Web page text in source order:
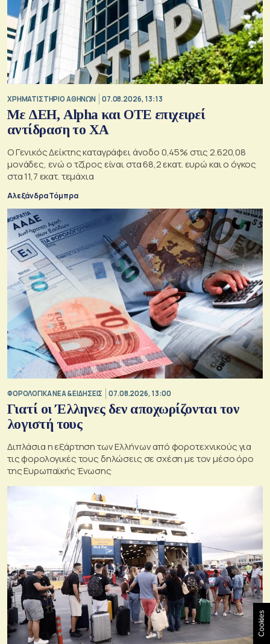
XΡΗΜΑΤΙΣΤΗΡΙΟ ΑΘΗΝΩΝ 07.08.2026, 13:13
Με ΔΕΗ, Alpha και ΟΤΕ επιχειρεί
αντίδραση το ΧΑ
Ο Γενικός Δείκτης καταγράφει άνοδο 0,45% στις 2.620,08
μονάδες, ενώ ο τζίρος είναι στα 68,2 εκατ. ευρώ και ο όγκος
στα 11,7 εκατ. τεμάχια
Αλεξάνδρα Τόμπρα
ΦΟΡΟΛΟΓΙΚΑ ΝΕΑ & EΙΔΗΣΕΙΣ 07.08.2026, 13:00
Γιατί οι Έλληνες δεν αποχωρίζονται τον
λογιστή τους
Διπλάσια η εξάρτηση των Ελλήνων από φοροτεχνικούς για
τις φορολογικές τους δηλώσεις σε σχέση με τον μέσο όρο
της Ευρωπαϊκής Ένωσης
Cookies